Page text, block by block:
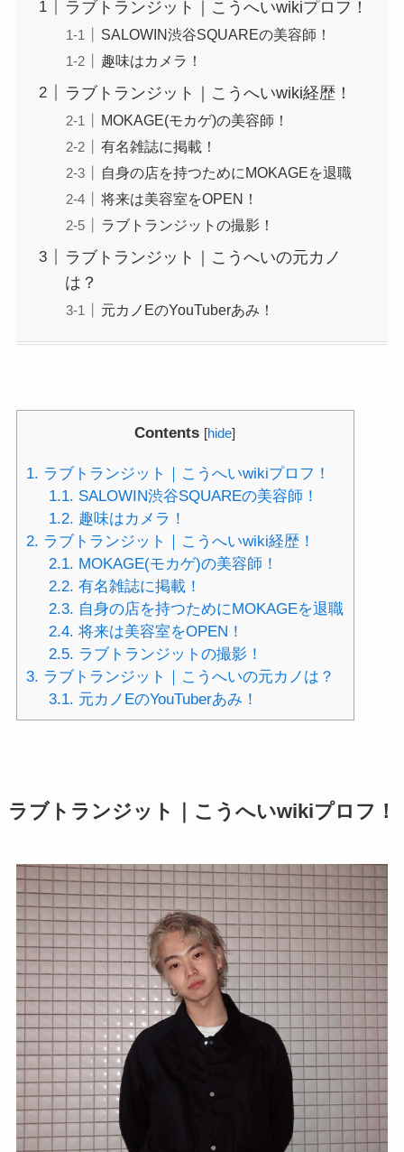
ラブトランジット｜こうへいwikiプロフ！
SALOWIN渋谷SQUAREの美容師！
趣味はカメラ！
ラブトランジット｜こうへいwiki経歴！
MOKAGE(モカゲ)の美容師！
有名雑誌に掲載！
自身の店を持つためにMOKAGEを退職
将来は美容室をOPEN！
ラブトランジットの撮影！
ラブトランジット｜こうへいの元カノ
は？
元カノEのYouTuberあみ！
Contents [hide]
1. ラブトランジット｜こうへいwikiプロフ！
1.1. SALOWIN渋谷SQUAREの美容師！
1.2. 趣味はカメラ！
2. ラブトランジット｜こうへいwiki経歴！
2.1. MOKAGE(モカゲ)の美容師！
2.2. 有名雑誌に掲載！
2.3. 自身の店を持つためにMOKAGEを退職
2.4. 将来は美容室をOPEN！
2.5. ラブトランジットの撮影！
3. ラブトランジット｜こうへいの元カノは？
3.1. 元カノEのYouTuberあみ！
ラブトランジット｜こうへいwikiプロフ！